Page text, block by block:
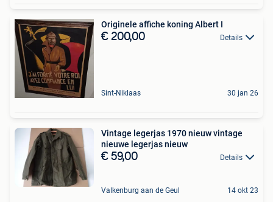
Originele affiche koning Albert I
€ 200,00 Details
Sint-Niklaas 30 jan 26
Vintage legerjas 1970 nieuw vintage
nieuwe legerjas nieuw
€ 59,00 Details
Valkenburg aan de Geul 14 okt 23